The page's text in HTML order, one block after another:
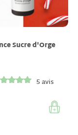
Sucre d'Orge
5 avis